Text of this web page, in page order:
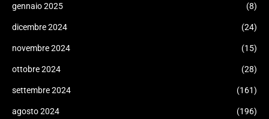
gennaio 2025 (8)
dicembre 2024 (24)
novembre 2024 (15)
ottobre 2024 (28)
settembre 2024 (161)
agosto 2024 (196)